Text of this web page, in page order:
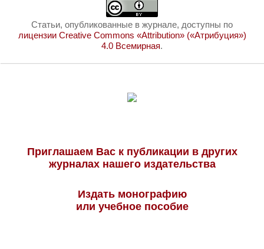
Статьи, опубликованные в журнале, доступны по
лицензии Creative Commons «Attribution» («Атрибуция»)
4.0 Всемирная.
Приглашаем Вас к публикации в других
журналах нашего издательства
Издать монографию
или учебное пособие